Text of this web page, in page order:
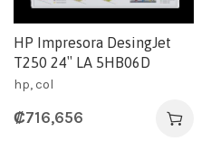
HP Impresora DesingJet
T250 24″ LA 5HB06D
hp, col
₡716,656